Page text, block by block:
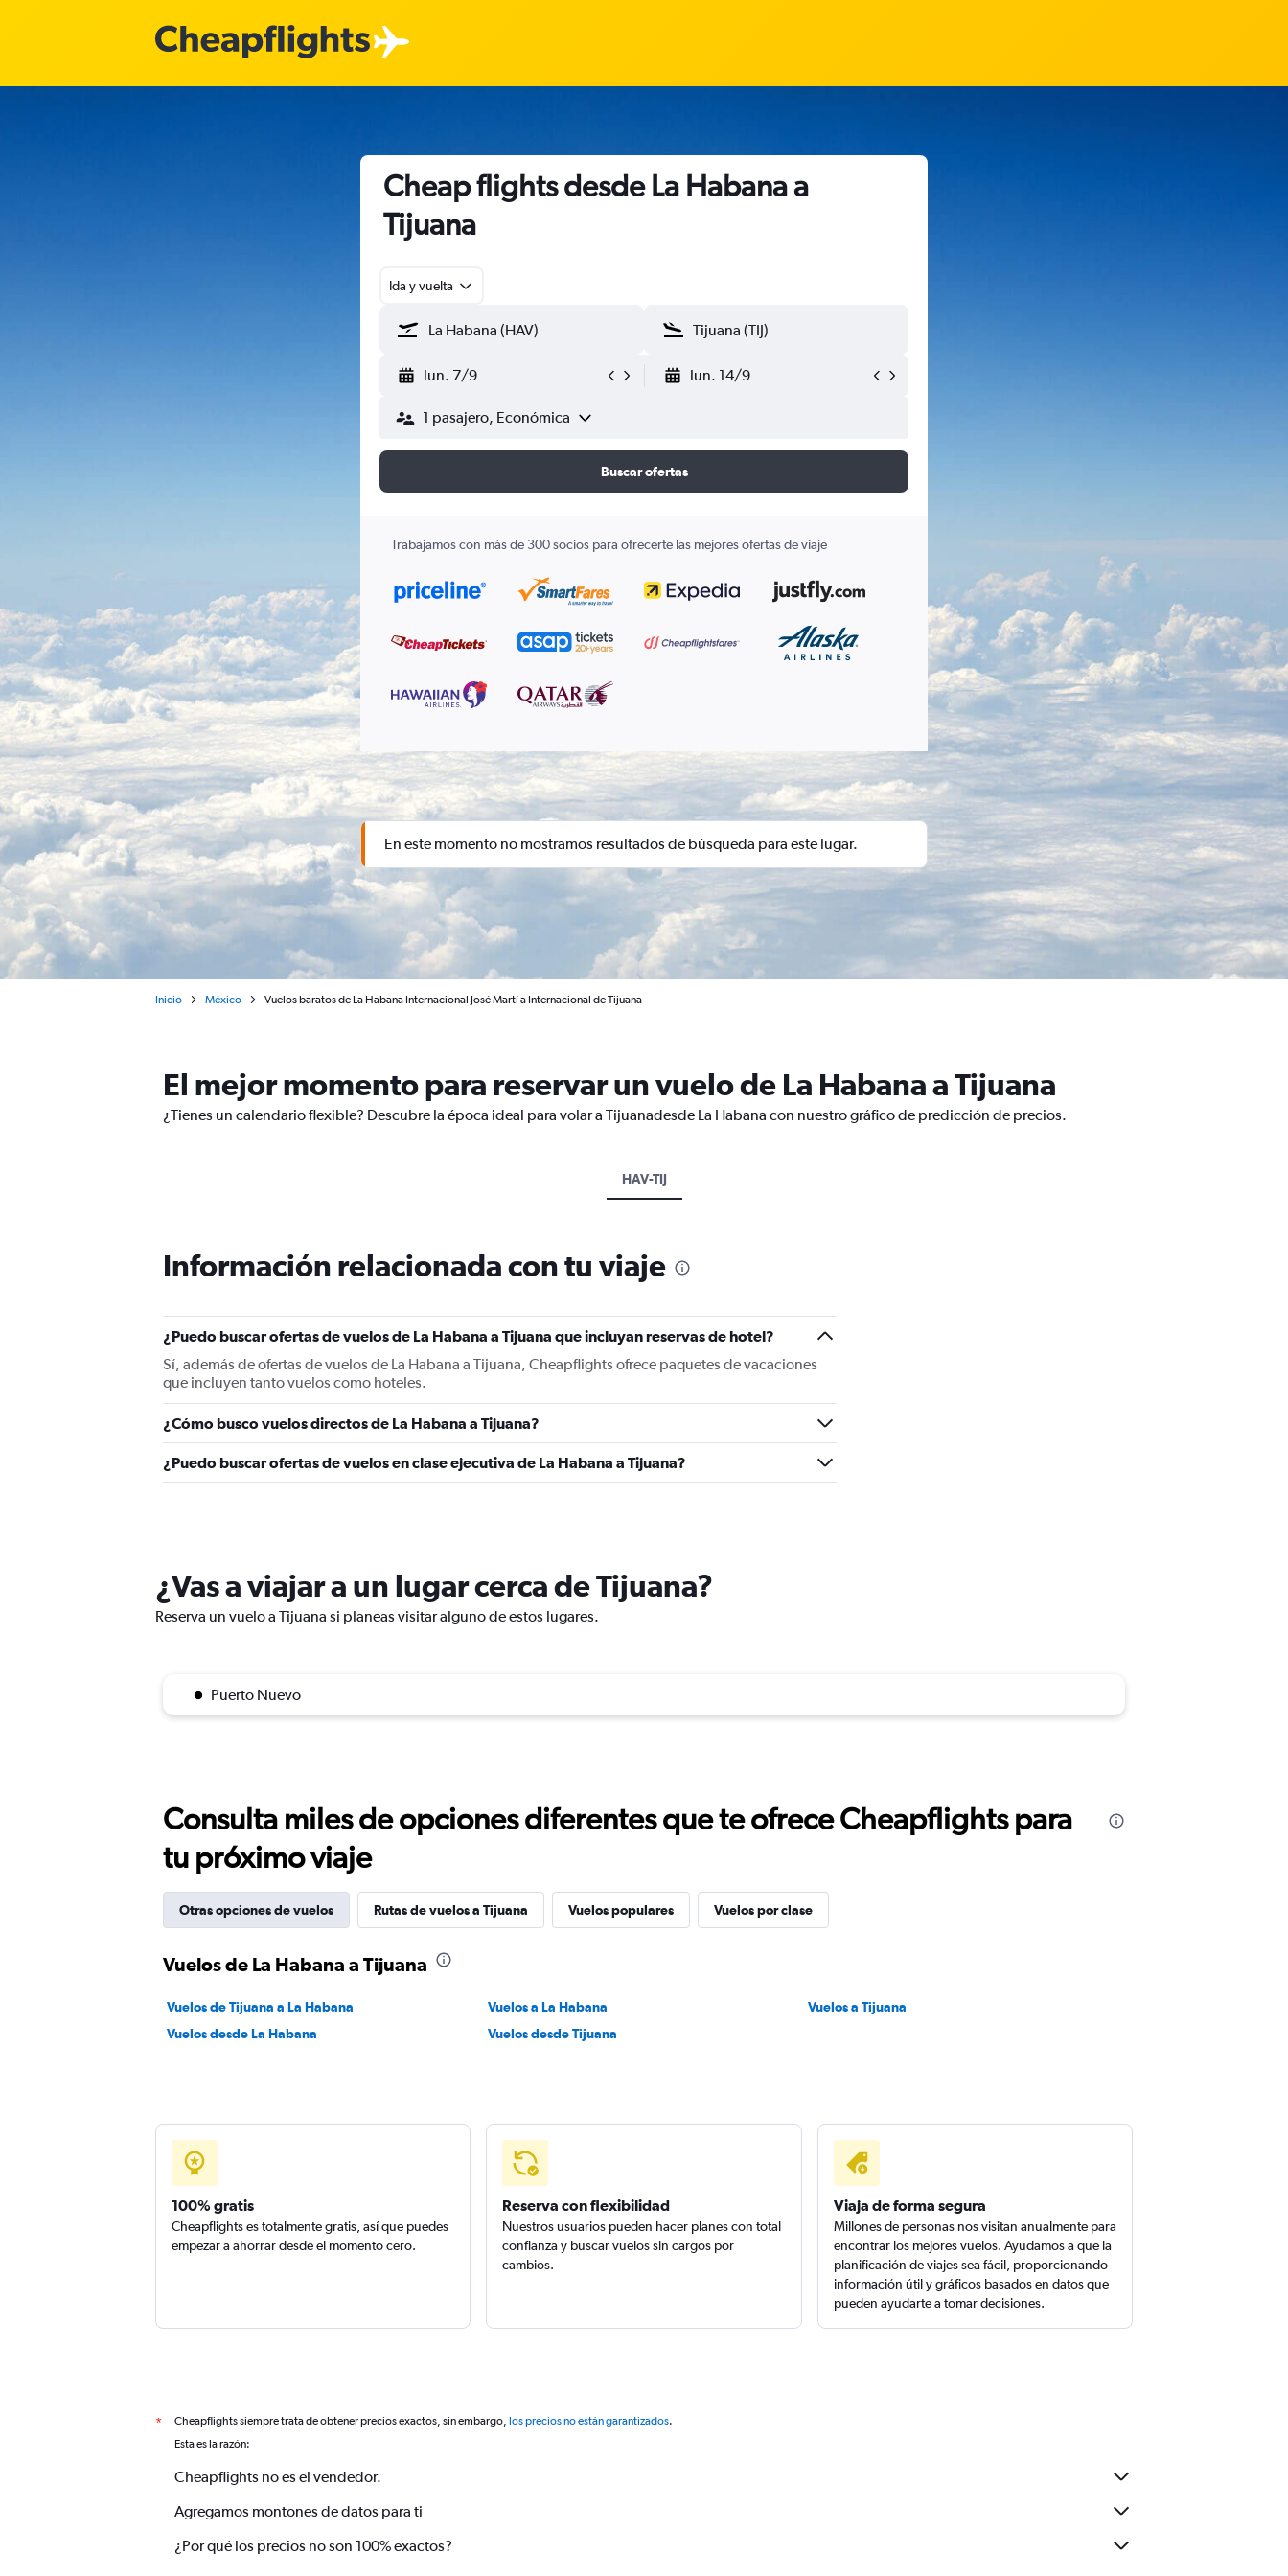
Cheap flights desde La Habana a
Tijuana
Ida y vuelta
lun. 7/9 lun. 14/9
1 pasajero, Económica
Buscar ofertas
Trabajamos con más de 300 socios para ofrecerte las mejores ofertas de viaje
En este momento no mostramos resultados de búsqueda para este lugar.
Inicio México Vuelos baratos de La Habana Internacional José Martí a Internacional de Tijuana
El mejor momento para reservar un vuelo de La Habana a Tijuana
¿Tienes un calendario flexible? Descubre la época ideal para volar a Tijuanadesde La Habana con nuestro gráfico de predicción de precios.
HAV-TIJ
Información relacionada con tu viaje
¿Puedo buscar ofertas de vuelos de La Habana a Tijuana que incluyan reservas de hotel?
Sí, además de ofertas de vuelos de La Habana a Tijuana, Cheapflights ofrece paquetes de vacaciones
que incluyen tanto vuelos como hoteles.
¿Cómo busco vuelos directos de La Habana a Tijuana?
¿Puedo buscar ofertas de vuelos en clase ejecutiva de La Habana a Tijuana?
¿Vas a viajar a un lugar cerca de Tijuana?
Reserva un vuelo a Tijuana si planeas visitar alguno de estos lugares.
Puerto Nuevo
Consulta miles de opciones diferentes que te ofrece Cheapflights para
tu próximo viaje
Otras opciones de vuelos Rutas de vuelos a Tijuana Vuelos populares Vuelos por clase
Vuelos de La Habana a Tijuana
Vuelos de Tijuana a La Habana Vuelos a La Habana
Vuelos a Tijuana
Vuelos desde La Habana
Vuelos desde Tijuana
100% gratis
Cheapflights es totalmente gratis, así que puedes
empezar a ahorrar desde el momento cero.
Reserva con flexibilidad
Nuestros usuarios pueden hacer planes con total
confianza y buscar vuelos sin cargos por
cambios.
Viaja de forma segura
Millones de personas nos visitan anualmente para
encontrar los mejores vuelos. Ayudamos a que la
planificación de viajes sea fácil, proporcionando
información útil y gráficos basados en datos que
pueden ayudarte a tomar decisiones.
* Cheapflights siempre trata de obtener precios exactos, sin embargo, los precios no están garantizados.
Esta es la razón:
Cheapflights no es el vendedor.
Agregamos montones de datos para ti
¿Por qué los precios no son 100% exactos?